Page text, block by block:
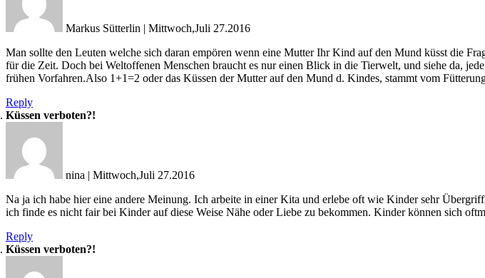
Markus Sütterlin | Mittwoch,Juli 27.2016
Man sollte den Leuten welche sich daran empören wenn eine Mutter Ihr Kind auf den Mund küsst die
für die Zeit. Doch bei Weltoffenen Menschen braucht es nur einen Blick in die Tierwelt, und siehe da,
frühen Vorfahren.Also 1+1=2 oder das Küssen der Mutter auf den Mund d. Kindes, stammt vom
Reply
Küssen verboten?!
nina | Mittwoch,Juli 27.2016
Na ja ich habe hier eine andere Meinung. Ich arbeite in einer Kita und erlebe oft wie Kinder sehr
ich finde es nicht fair bei Kinder auf diese Weise Nähe oder Liebe zu bekommen. Kinder können sich
Reply
Küssen verboten?!